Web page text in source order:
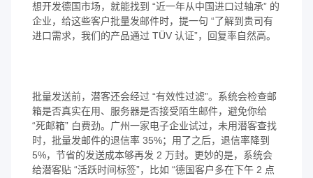
想开发德国市场，就能找到 “近一年从中国进口过轴承” 的
企业，给这些客户批量发邮件时，提一句 “了解到贵司有
进口需求，我们的产品通过 TÜV 认证”，回复率自然高。
批量发送前，潜客还会经过 “有效性过滤”。系统会检查邮
箱是否真实在用、服务器是否接受陌生邮件，避免你给
“死邮箱” 白费劲。广州一家电子企业试过，未用潜客查找
时，批量发邮件的退信率 35%；用了之后，退信率降到
5%，节省的发送成本够再发 2 万封。更妙的是，系统会
给潜客贴 “活跃时间标签”，比如 “德国客户多在下午 2 点